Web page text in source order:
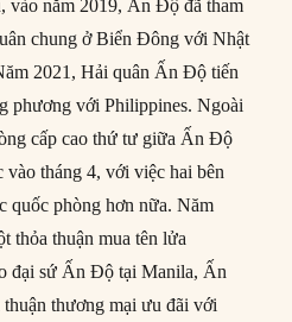
vào năm 2019, Ấn Độ đã tham
chung ở Biển Đông với Nhật
2021, Hải quân Ấn Độ tiến
phương với Philippines. Ngoài
cấp cao thứ tư giữa Ấn Độ
tháng 4, với việc hai bên
quốc phòng hơn nữa. Năm
thỏa thuận mua tên lửa
đại sứ Ấn Độ tại Manila, Ấn
thương mại ưu đãi với